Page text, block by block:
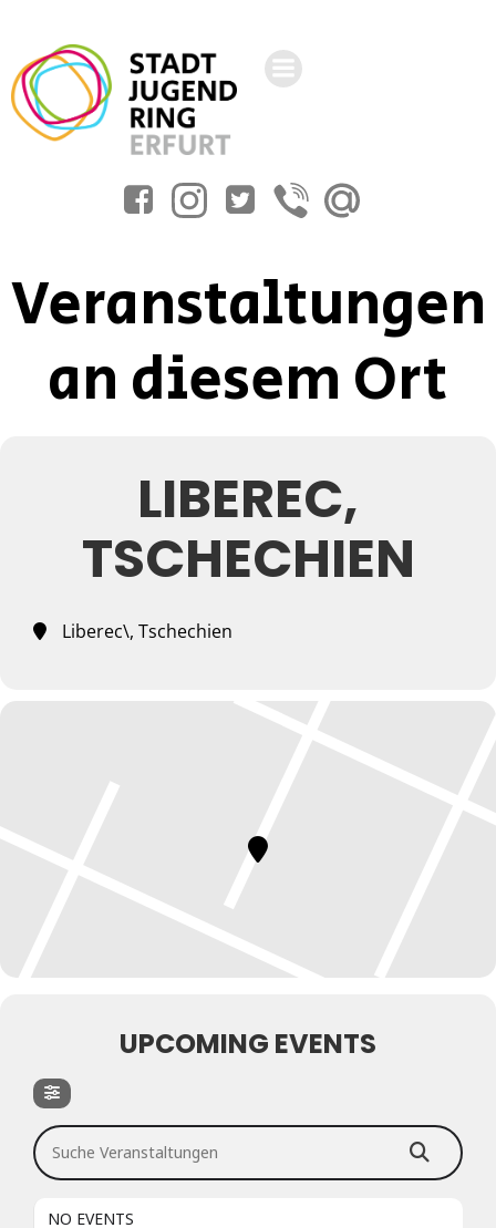
springen
Veranstaltungen
an diesem Ort
LIBEREC,
TSCHECHIEN
Liberec\, Tschechien
UPCOMING EVENTS
Suche Veranstaltungen
NO EVENTS